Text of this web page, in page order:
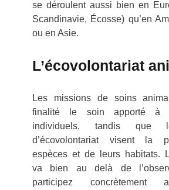
se déroulent aussi bien en
Scandinavie, Écosse) qu’en
ou en Asie.
L’écovolontariat
Les missions de soins
finalité le soin apporté à
individuels, tandis que
d’écovolontariat visent la
espèces et de leurs habitats.
va bien au delà de
participez concrètement